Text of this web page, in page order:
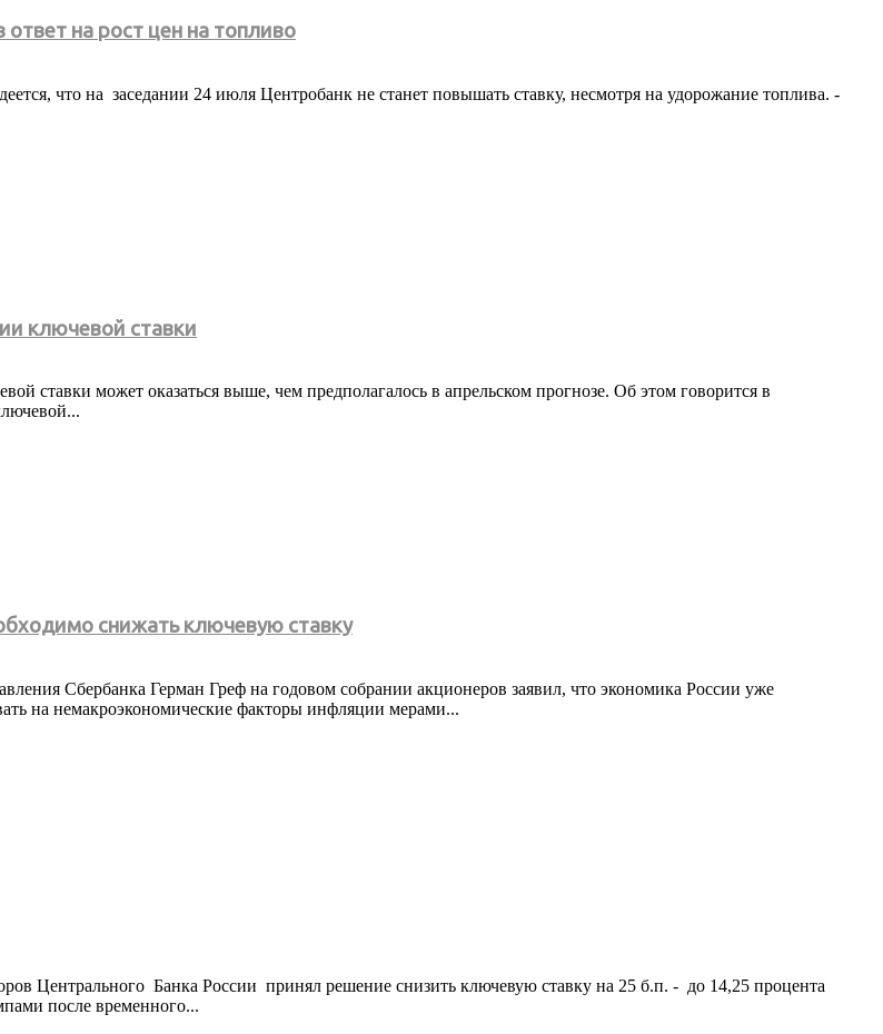
на рост цен на топливо
что на заседании 24 июля Центробанк не станет повышать ставку, несмотря на удорожание топлива. -
ключевой ставки
ставки может оказаться выше, чем предполагалось в апрельском прогнозе. Об этом говорится в
снижать ключевую ставку
Сбербанка Герман Греф на годовом собрании акционеров заявил, что экономика России уже
на немакроэкономические факторы инфляции мерами...
Центрального Банка России принял решение снизить ключевую ставку на 25 б.п. - до 14,25 процента
после временного...